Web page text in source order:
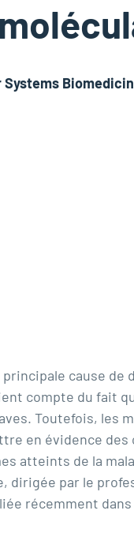
principale cause
compte du fait
Toutefois, les
en évidence des
atteints de la
dirigée par le
récemment dans